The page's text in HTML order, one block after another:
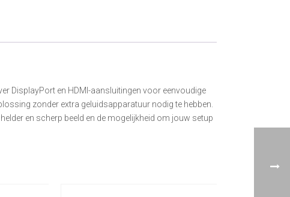
DisplayPort en HDMI-aansluitingen voor eenvoudige
zonder extra geluidsapparatuur nodig te hebben.
en scherp beeld en de mogelijkheid om jouw setup